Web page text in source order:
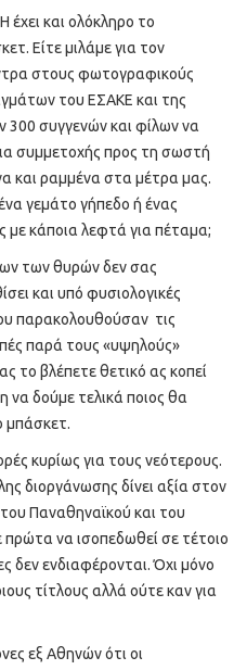
έχει και ολόκληρο το
Είτε μιλάμε για τον
στους φωτογραφικούς
του ΕΣΑΚΕ και της
300 συγγενών και φίλων να
συμμετοχής προς τη σωστή
και ραμμένα στα μέτρα μας.
γεμάτο γήπεδο ή ένας
με κάποια λεφτά για πέταμα;
των θυρών δεν σας
και υπό φυσιολογικές
παρακολουθούσαν τις
παρά τους «υψηλούς»
το βλέπετε θετικό ας κοπεί
να δούμε τελικά ποιος θα
μπάσκετ.
κυρίως για τους νεότερους.
διοργάνωσης δίνει αξία στον
του Παναθηναϊκού και του
να ισοπεδωθεί σε τέτοιο
δεν ενδιαφέρονται. Όχι μόνο
τίτλους αλλά ούτε καν για
εξ Αθηνών ότι οι